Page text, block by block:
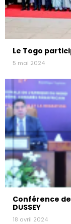
Le Togo
5 mai 2024
Conférence
DUSSEY
18 avril 2024